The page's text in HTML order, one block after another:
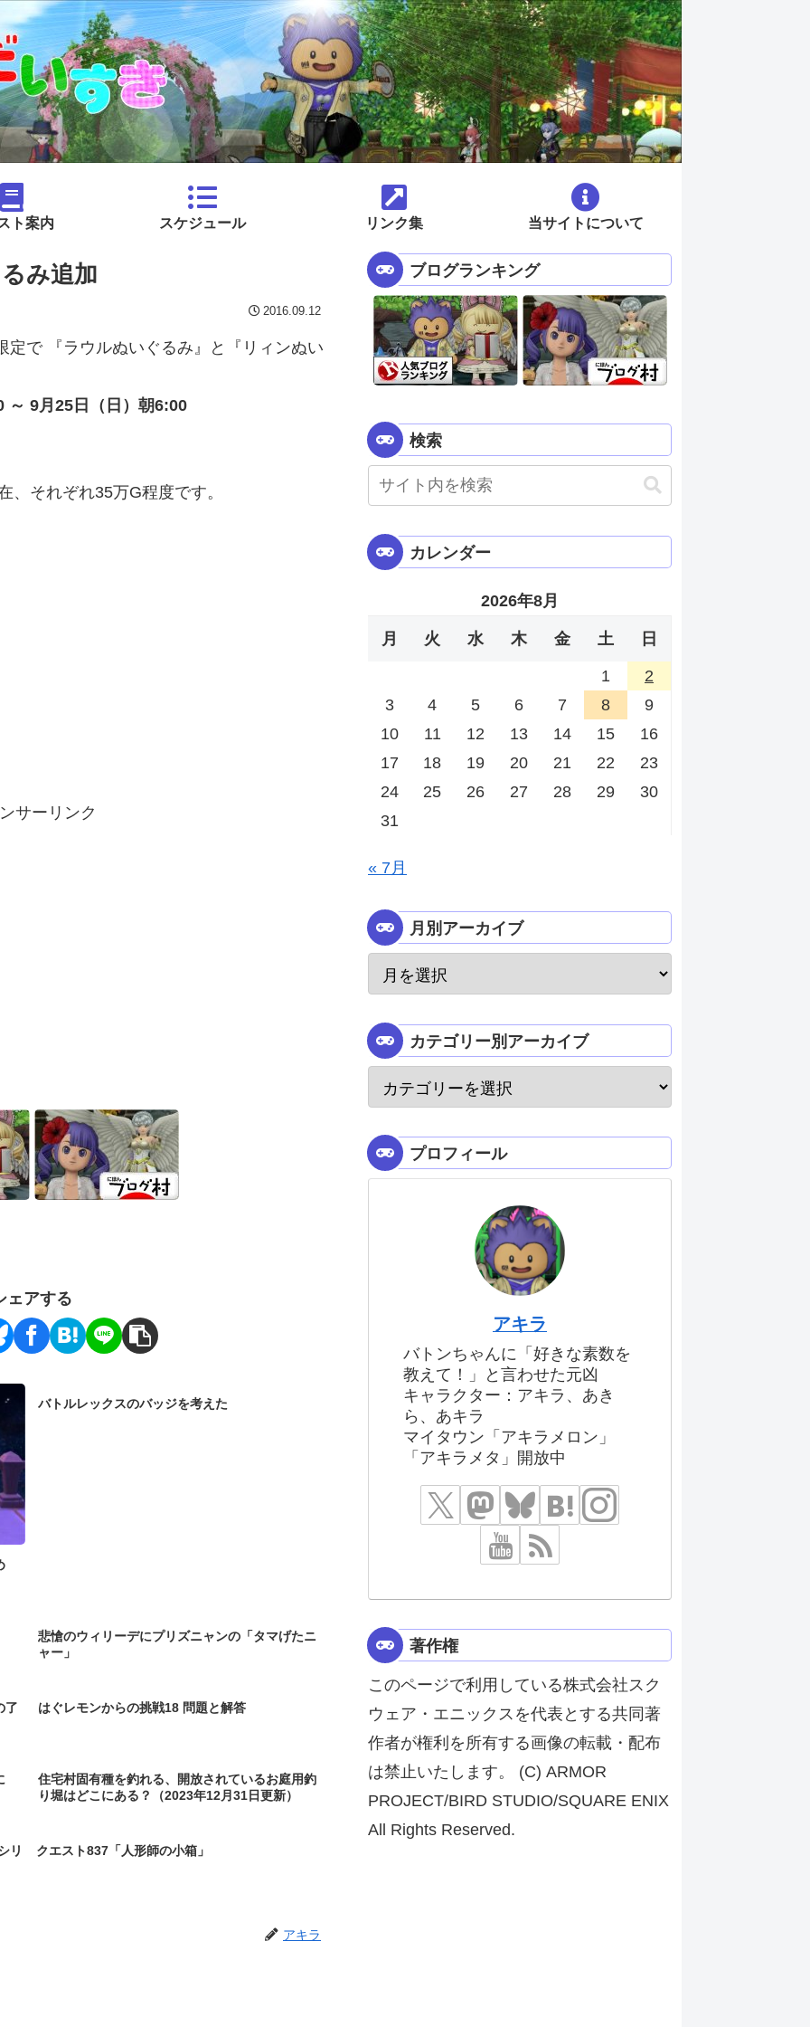
ト案内 スケジュール リンク集 当サイトについて
み追加
2016.09.12
で 『ラウルぬいぐるみ』と『リィンぬい
～ 9月25日（日）朝6:00
、それぞれ35万G程度です。
サーリンク
ェアする
バトルレックスのバッジを考えた
悲愴のウィリーデにプリズニャンの「タマげたニ
ャー」
了 はぐレモンからの挑戦18 問題と解答
住宅村固有種を釣れる、開放されているお庭用釣
り堀はどこにある？（2023年12月31日更新）
リ クエスト837「人形師の小箱」
アキラ
ブログランキング
検索
カレンダー
2026年8月
月 火 水 木 金 土 日
1
2
3
4 5 6 7 8
9
10
11 12 13 14 15
16
17
18 19 20 21 22
23
24
25 26 27 28 29
30
31
« 7月
月別アーカイブ
カテゴリー別アーカイブ
プロフィール
アキラ
バトンちゃんに「好きな素数を
教えて！」と言わせた元凶
キャラクター：アキラ、あき
ら、あキラ
マイタウン「アキラメロン」
「アキラメタ」開放中
著作権
このページで利用している株式会社スク
ウェア・エニックスを代表とする共同著
作者が権利を所有する画像の転載・配布
は禁止いたします。 (C) ARMOR
PROJECT/BIRD STUDIO/SQUARE ENIX
All Rights Reserved.